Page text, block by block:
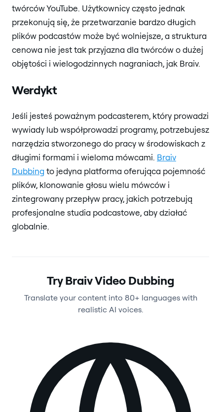
twórców YouTube. Użytkownicy często jednak
przekonują się, że przetwarzanie bardzo długich
plików podcastów może być wolniejsze, a struktura
cenowa nie jest tak przyjazna dla twórców o dużej
objętości i wielogodzinnych nagraniach, jak Braiv.
Werdykt
Jeśli jesteś poważnym podcasterem, który prowadzi
wywiady lub współprowadzi programy, potrzebujesz
narzędzia stworzonego do pracy w środowiskach z
długimi formami i wieloma mówcami. Braiv
Dubbing to jedyna platforma oferująca pojemność
plików, klonowanie głosu wielu mówców i
zintegrowany przepływ pracy, jakich potrzebują
profesjonalne studia podcastowe, aby działać
globalnie.
Try Braiv Video Dubbing
Translate your content into 80+ languages with
realistic AI voices.